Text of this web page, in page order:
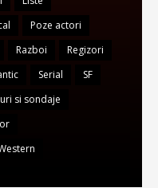
Poze actori
Razboi
Regizori
Serial
SF
si sondaje